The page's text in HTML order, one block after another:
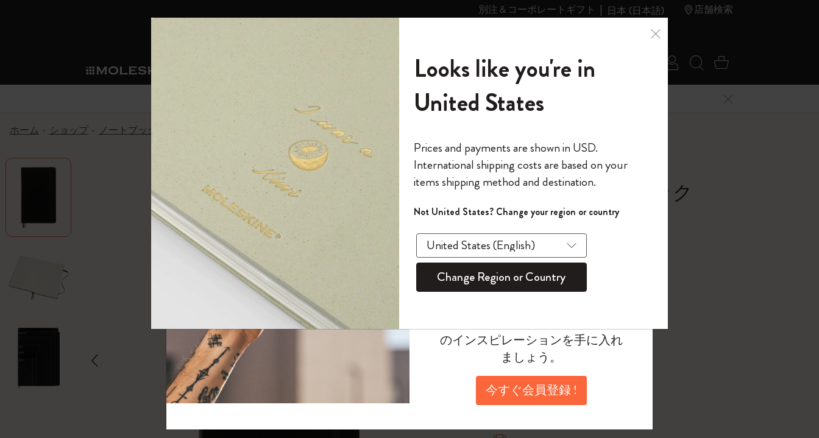
別注＆コーポレートギフト 日本 (日本語) 店舗検索
ショ
ノートブック
ノートブック
The Original Notebook
ミニノートブックチャーム
カイエ ＆ ジャーナル
セット
パッションジャーナル
スチューデントカイエジャーナル
サブカテゴリ
ダイアリー
パーソナル・ダイアリー
12カ月ダイアリー
15ヶ月プランナー
ウィークリープランナー
デイリープランナー
マンスリープランナー
ライフプランナー・コレクション
モレスキンスマート
サブカテゴリ
すべて見る
スマートライティング・システム
モレスキンスマートスマートとは
アプリ・サービス
ライティングツール
サブカテゴリ
モレスキンスマート
Blackwing x モレスキン
Kaweco x モレスキン
ペン & ペンシル
限定版ノートブック
Reframe サングラス
ムーミン コレクション
キム・ジョンギコレクション
「Alice's Adventures in Wonderland」コレ
『ロード・オブ・ザ・リング』コレク
カラーパターン ノートブック
サクラコレクション
馬年コレクション
キム・ジョンギコレクション
Impressions of Impressionism コレクショ
ン
カサ・バトリョ 限定版コレクション
ゴッホ美術館
すべて見る
バックパック
限定版バックパック
Shopper paper – made Collection
アートを愛する方への贈り物
プロフェッショナルへの贈り物
ミニマリストへの贈り物
マキシマリストへの贈り物
健康を愛する方への贈り物です
趣味を愛する方へのギフト
サブカテゴリ
カントリー・テーマ・ピンズ・コレク
ション
サブカテゴリ
プライドをいつも胸に
Mardi Mercredi × モレスキン
スマートライティング・シス
サブカテゴリ
スマートライティング・システム
スマートノートブック
スマートダイアリー
モレスキンスマートスマート
アプリ・サービス
サブカテゴリ
Notes
モレスキン Journal
モレスキン Planner
パーソナライズサ
ービス
サブカテゴリ
カスタムダイアリー
カスタムノートブック
和紙テープ
ミニノートブックチャーム
別注＆コーポレートギフト
リー
の世界
サブカテゴリ
モレスキンメンバーシップ
我々の歴史
モレスキンのマニフェスト
ペンと紙の力
持続可能な創造性
ール
ログイン
今すぐメンバー登録
ウェルカムオファー: 次回のご購入時に10% オフと送料無料
通常特典: パーソナライズの2冊ご購入で1冊無料
バースデー特典: 1回限りの割引（1ヶ月有効）
先行プレビュー: 新作コレクションへの先行アクセス
伝説的なお得情報: 会員限定の特別サプライズ
セールへの早期アクセス: お得な情報をいち早くチェック
モレスキン限定イベント: 優先アクセス
返品期間の延長: 1ヶ月間
モレスキンの世界へようこそ
*メールアドレス
パスワードを表示
*パスワード
このデバイスで情報を保存する
ログイン
検索 (キーワード
カート 0 アイ
6,500円以上のご購入で送料無料 メニューを閉じる
ホーム ショップ ノートブック アートコレクション バレットノートブック
バレットノートブック
アート コレクション, ブラック
¥ 5,610
選択済
*選択したカラー
Large 13x21 cm
数量
数量が1に更新されました
モレスキンの世界へようこそ
今すぐ会員登録して、コード
「WELCOME10」を入力すると、初
回注文が10%オフ＋送料無料になり
ます。セール・アウトレット品は
適用外。
のインスピレーションを手に入れ
ましょう。
今すぐ会員登録 !
Looks like you're in
United States
Prices and payments are shown in USD.
International shipping costs are based on your
items shipping method and destination.
Not United States? Change your region or country
Change Region or Country